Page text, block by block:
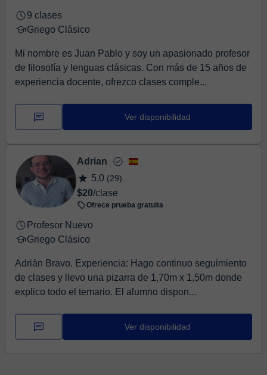
9 clases
Griego Clásico
Mi nombre es Juan Pablo y soy un apasionado profesor
de filosofía y lenguas clásicas. Con más de 15 años de
experiencia docente, ofrezco clases comple...
Ver disponibilidad
Adrian
5,0 (29)
$20/clase
Ofrece prueba gratuita
Profesor Nuevo
Griego Clásico
Adrián Bravo. Experiencia: Hago continuo seguimiento
de clases y llevo una pizarra de 1,70m x 1,50m donde
explico todo el temario. El alumno dispon...
Ver disponibilidad